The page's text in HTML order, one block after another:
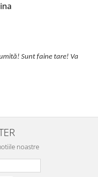
Sunt faine tare! Va
noastre